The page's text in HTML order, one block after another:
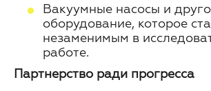
Вакуумные насосы и
оборудование, которое
незаменимым в
работе.
Партнерство ради прогресса